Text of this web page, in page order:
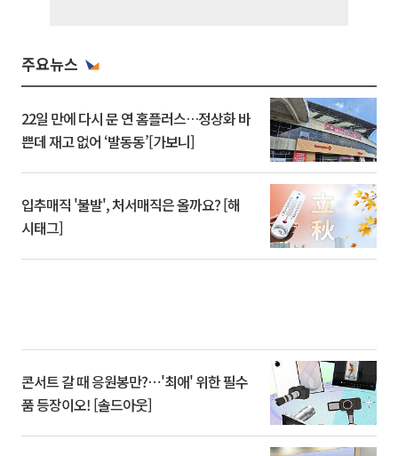
주요뉴스
22일 만에 다시 문 연 홈플러스…정상화 바
쁜데 재고 없어 ‘발동동’[가보니]
입추매직 '불발', 처서매직은 올까요? [해
시태그]
콘서트 갈 때 응원봉만?⋯'최애' 위한 필수
품 등장이오! [솔드아웃]